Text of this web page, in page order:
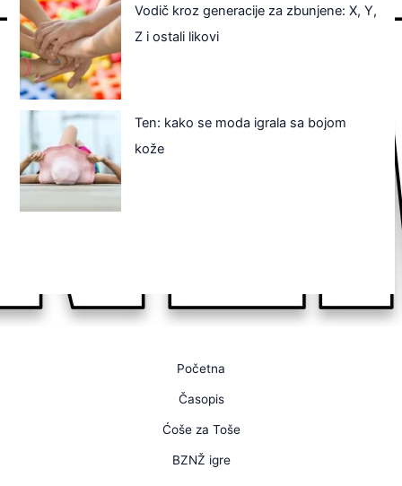
Vodič kroz generacije za zbunjene: X, Y,
Z i ostali likovi
Ten: kako se moda igrala sa bojom
kože
Početna
Časopis
Ćoše za Toše
BZNŽ igre